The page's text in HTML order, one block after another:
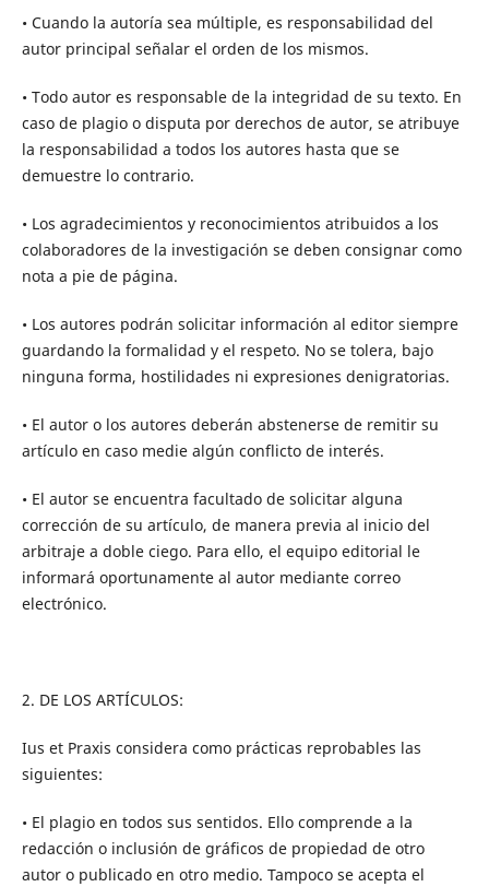
• Cuando la autoría sea múltiple, es responsabilidad del
autor principal señalar el orden de los mismos.
• Todo autor es responsable de la integridad de su texto. En
caso de plagio o disputa por derechos de autor, se atribuye
la responsabilidad a todos los autores hasta que se
demuestre lo contrario.
• Los agradecimientos y reconocimientos atribuidos a los
colaboradores de la investigación se deben consignar como
nota a pie de página.
• Los autores podrán solicitar información al editor siempre
guardando la formalidad y el respeto. No se tolera, bajo
ninguna forma, hostilidades ni expresiones denigratorias.
• El autor o los autores deberán abstenerse de remitir su
artículo en caso medie algún conflicto de interés.
• El autor se encuentra facultado de solicitar alguna
corrección de su artículo, de manera previa al inicio del
arbitraje a doble ciego. Para ello, el equipo editorial le
informará oportunamente al autor mediante correo
electrónico.
2. DE LOS ARTÍCULOS:
Ius et Praxis considera como prácticas reprobables las
siguientes:
• El plagio en todos sus sentidos. Ello comprende a la
redacción o inclusión de gráficos de propiedad de otro
autor o publicado en otro medio. Tampoco se acepta el